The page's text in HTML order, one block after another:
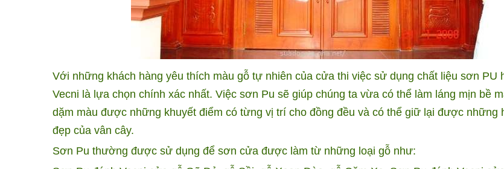
Với những khách hàng yêu thích màu gỗ tự nhiên của cửa thi việc sử dụng chất liệu sơn PU
Vecni là lựa chọn chính xác nhất. Việc sơn Pu sẽ giúp chúng ta vừa có thể làm láng mịn bề
dặm màu được những khuyết điểm có từng vị trí cho đồng đều và có thể giữ lại được những
đẹp của vân cây.
Sơn Pu thường được sử dụng để sơn cửa được làm từ những loại gỗ như: